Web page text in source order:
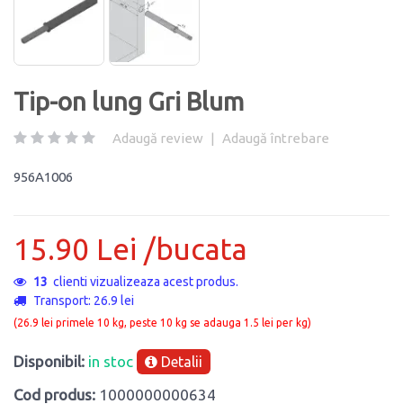
Tip-on lung Gri Blum
Adaugă review | Adaugă întrebare
956A1006
15.90 Lei /bucata
13 clienti vizualizeaza acest produs.
Transport: 26.9 lei
(26.9 lei primele 10 kg, peste 10 kg se adauga 1.5 lei per kg)
Disponibil: in stoc Detalii
Cod produs: 1000000000634